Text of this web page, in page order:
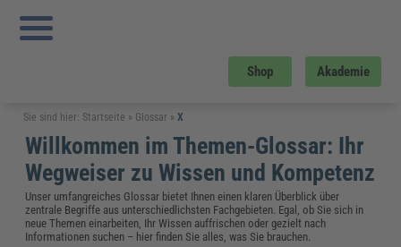
Shop Akademie
Sie sind hier: Startseite » Glossar »X
Willkommen im Themen-Glossar: Ihr
Wegweiser zu Wissen und Kompetenz
Unser umfangreiches Glossar bietet Ihnen einen klaren Überblick über
zentrale Begriffe aus unterschiedlichsten Fachgebieten. Egal, ob Sie sich in
neue Themen einarbeiten, Ihr Wissen auffrischen oder gezielt nach
Informationen suchen – hier finden Sie alles, was Sie brauchen.